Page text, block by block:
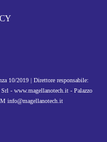
10/2019 | Direttore responsabile:
- www.magellanotech.it - Palazzo
info@magellanotech.it